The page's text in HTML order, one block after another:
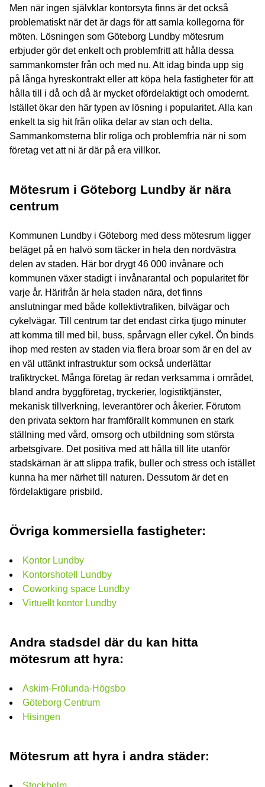
Men när ingen självklar kontorsyta finns är det också
problematiskt när det är dags för att samla kollegorna för
möten. Lösningen som Göteborg Lundby mötesrum
erbjuder gör det enkelt och problemfritt att hålla dessa
sammankomster från och med nu. Att idag binda upp sig
på långa hyreskontrakt eller att köpa hela fastigheter för att
hålla till i då och då är mycket ofördelaktigt och omodernt.
Istället ökar den här typen av lösning i popularitet. Alla kan
enkelt ta sig hit från olika delar av stan och delta.
Sammankomsterna blir roliga och problemfria när ni som
företag vet att ni är där på era villkor.
Mötesrum i Göteborg Lundby är nära
centrum
Kommunen Lundby i Göteborg med dess mötesrum ligger
beläget på en halvö som täcker in hela den nordvästra
delen av staden. Här bor drygt 46 000 invånare och
kommunen växer stadigt i invånarantal och popularitet för
varje år. Härifrån är hela staden nära, det finns
anslutningar med både kollektivtrafiken, bilvägar och
cykelvägar. Till centrum tar det endast cirka tjugo minuter
att komma till med bil, buss, spårvagn eller cykel. Ön binds
ihop med resten av staden via flera broar som är en del av
en väl uttänkt infrastruktur som också underlättar
trafiktrycket. Många företag är redan verksamma i området,
bland andra byggföretag, tryckerier, logistiktjänster,
mekanisk tillverkning, leverantörer och åkerier. Förutom
den privata sektorn har framförallt kommunen en stark
ställning med vård, omsorg och utbildning som största
arbetsgivare. Det positiva med att hålla till lite utanför
stadskärnan är att slippa trafik, buller och stress och istället
kunna ha mer närhet till naturen. Dessutom är det en
fördelaktigare prisbild.
Övriga kommersiella fastigheter:
Kontor Lundby
Kontorshotell Lundby
Coworking space Lundby
Virtuellt kontor Lundby
Andra stadsdel där du kan hitta
mötesrum att hyra:
Askim-Frölunda-Högsbo
Göteborg Centrum
Hisingen
Mötesrum att hyra i andra städer: